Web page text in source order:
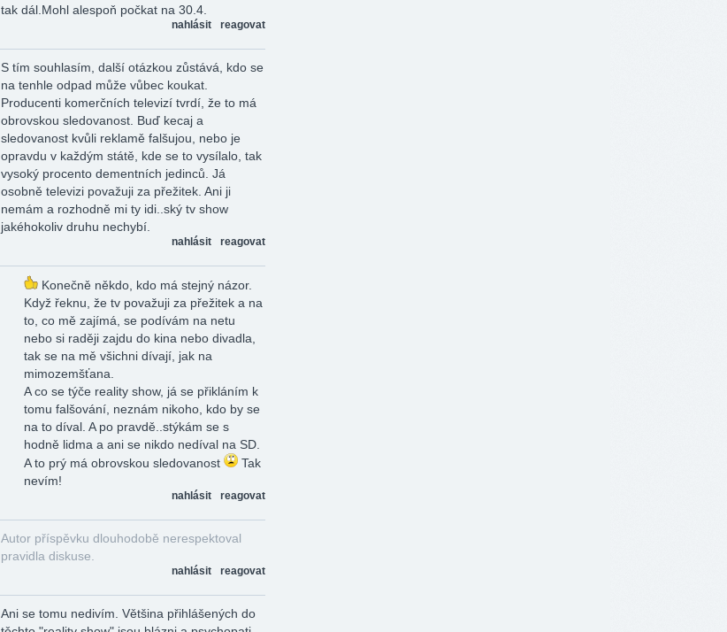
tak dál.Mohl alespoň počkat na 30.4.
reagovat
nahlásit
S tím souhlasím, další otázkou zůstává, kdo se
na tenhle odpad může vůbec koukat.
Producenti komerčních televizí tvrdí, že to má
obrovskou sledovanost. Buď kecaj a
sledovanost kvůli reklamě falšujou, nebo je
opravdu v každým státě, kde se to vysílalo, tak
vysoký procento dementních jedinců. Já
osobně televizi považuji za přežitek. Ani ji
nemám a rozhodně mi ty idi..ský tv show
jakéhokoliv druhu nechybí.
reagovat
nahlásit
Konečně někdo, kdo má stejný názor.
Když řeknu, že tv považuji za přežitek a na
to, co mě zajímá, se podívám na netu
nebo si raději zajdu do kina nebo divadla,
tak se na mě všichni dívají, jak na
mimozemšťana.
A co se týče reality show, já se přikláním k
tomu falšování, neznám nikoho, kdo by se
na to díval. A po pravdě..stýkám se s
hodně lidma a ani se nikdo nedíval na SD.
A to prý má obrovskou sledovanost
Tak
nevím!
reagovat
nahlásit
Autor příspěvku dlouhodobě nerespektoval
pravidla diskuse.
reagovat
nahlásit
Ani se tomu nedivím. Většina přihlášených do